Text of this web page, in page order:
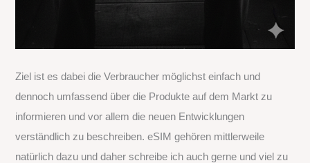
Ziel ist es dabei die Verbraucher möglichst einfach und
dennoch umfassend über die Produkte auf dem Markt zu
informieren und vor allem die neuen Entwicklungen
verständlich zu beschreiben. eSIM gehören mittlerweile
natürlich dazu und daher schreibe ich auch gerne und viel zu